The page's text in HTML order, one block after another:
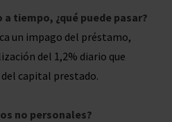
tiempo, ¿qué puede pasar?
un impago del préstamo,
del 1,2% diario que
del capital prestado.
no personales?